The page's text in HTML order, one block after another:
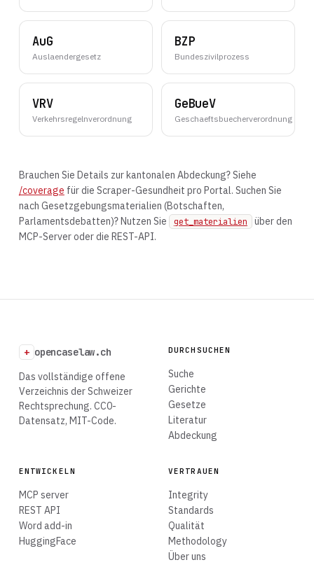
AuG
Auslaendergesetz
BZP
Bundeszivilprozess
VRV
Verkehrsregelnverordnung
GeBueV
Geschaeftsbuecherverordnung
Brauchen Sie Details zur kantonalen Abdeckung? Siehe
/coverage für die Scraper-Gesundheit pro Portal. Suchen Sie
nach Gesetzgebungsmaterialien (Botschaften,
Parlamentsdebatten)? Nutzen Sie
get_materialien
über den
MCP-Server oder die REST-API.
+ opencaselaw.ch
Das vollständige offene
Verzeichnis der Schweizer
Rechtsprechung. CC0-
Datensatz, MIT-Code.
DURCHSUCHEN
Suche
Gerichte
Gesetze
Literatur
Abdeckung
ENTWICKELN
MCP server
REST API
Word add-in
HuggingFace
VERTRAUEN
Integrity
Standards
Qualität
Methodology
Über uns